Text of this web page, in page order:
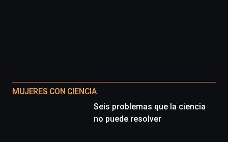
MUJERES CON CIENCIA
Seis problemas que la ciencia
no puede resolver